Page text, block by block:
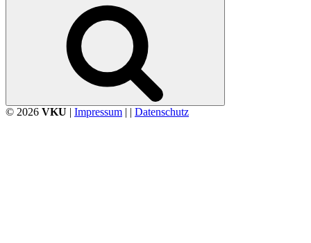
© 2026 VKU | Impressum | | Datenschutz